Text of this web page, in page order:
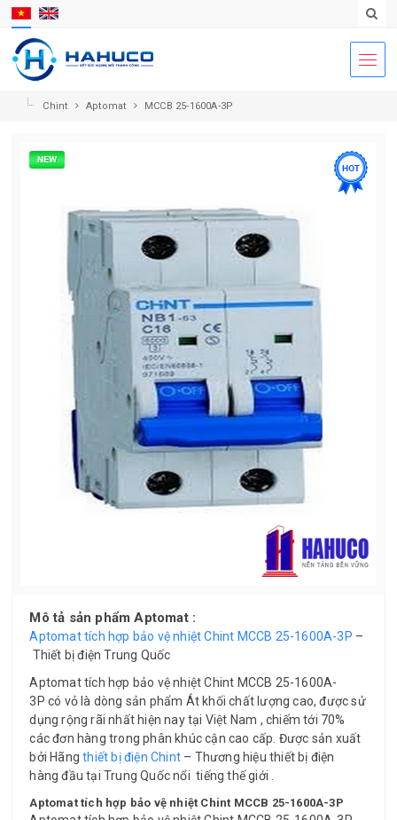
Chint Aptomat MCCB 25-1600A-3P
Mô tả sản phẩm Aptomat :
Aptomat tích hợp bảo vệ nhiệt Chint MCCB 25-1600A-3P –
Thiết bị điện Trung Quốc
Aptomat tích hợp bảo vệ nhiệt Chint MCCB 25-1600A-
3P có vỏ là dòng sản phẩm Át khối chất lượng cao, được sử
dụng rộng rãi nhất hiện nay tại Việt Nam , chiếm tới 70%
các đơn hàng trong phân khúc cận cao cấp. Được sản xuất
bởi Hãngthiết bị điện Chint – Thương hiệu thiết bị điện
hàng đầu tại Trung Quốc nổi tiếng thế giới .
Aptomat tích hợp bảo vệ nhiệt Chint MCCB 25-1600A-3P